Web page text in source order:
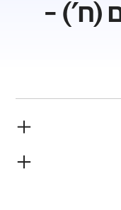
(ח') -